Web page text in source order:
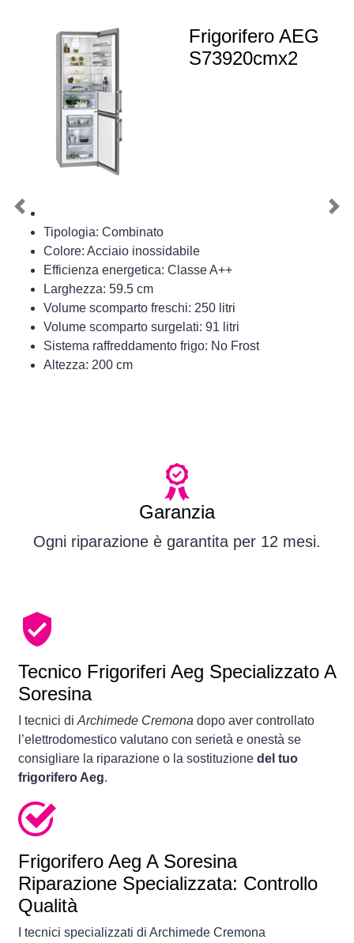
Frigorifero AEG
S73920cmx2
Tipologia: Combinato
Colore: Acciaio inossidabile
Efficienza energetica: Classe A++
Larghezza: 59.5 cm
Volume scomparto freschi: 250 litri
Volume scomparto surgelati: 91 litri
Sistema raffreddamento frigo: No Frost
Altezza: 200 cm
Previous
Garanzia
Ogni riparazione è garantita per 12 mesi.
Tecnico Frigoriferi Aeg Specializzato A
Soresina
I tecnici di Archimede Cremona dopo aver controllato
l’elettrodomestico valutano con serietà e onestà se
consigliare la riparazione o la sostituzione del tuo
frigorifero Aeg.
Frigorifero Aeg A Soresina
Riparazione Specializzata: Controllo
Qualità
I tecnici specializzati di Archimede Cremona